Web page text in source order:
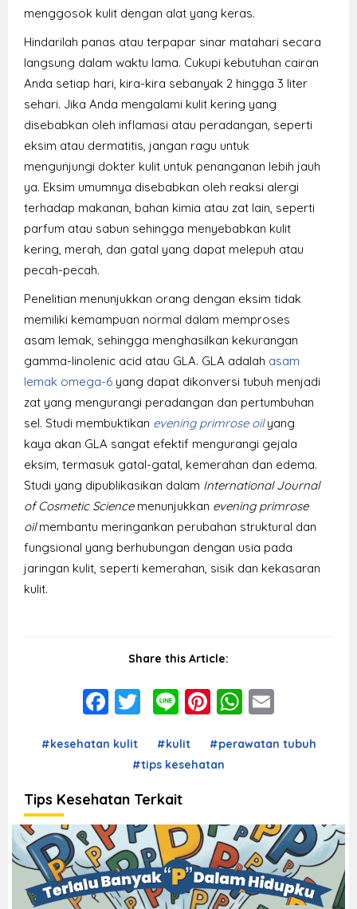
menggosok kulit dengan alat yang keras.
Hindarilah panas atau terpapar sinar matahari secara
langsung dalam waktu lama. Cukupi kebutuhan cairan
Anda setiap hari, kira-kira sebanyak 2 hingga 3 liter
sehari. Jika Anda mengalami kulit kering yang
disebabkan oleh inflamasi atau peradangan, seperti
eksim atau dermatitis, jangan ragu untuk
mengunjungi dokter kulit untuk penanganan lebih jauh
ya. Eksim umumnya disebabkan oleh reaksi alergi
terhadap makanan, bahan kimia atau zat lain, seperti
parfum atau sabun sehingga menyebabkan kulit
kering, merah, dan gatal yang dapat melepuh atau
pecah-pecah.
Penelitian menunjukkan orang dengan eksim tidak
memiliki kemampuan normal dalam memproses
asam lemak, sehingga menghasilkan kekurangan
gamma-linolenic acid atau GLA. GLA adalah asam
lemak omega-6 yang dapat dikonversi tubuh menjadi
zat yang mengurangi peradangan dan pertumbuhan
sel. Studi membuktikan evening primrose oilyang
kaya akan GLA sangat efektif mengurangi gejala
eksim, termasuk gatal-gatal, kemerahan dan edema.
Studi yang dipublikasikan dalam International Journal
of Cosmetic Sciencemenunjukkan evening primrose
oilmembantu meringankan perubahan struktural dan
fungsional yang berhubungan dengan usia pada
jaringan kulit, seperti kemerahan, sisik dan kekasaran
kulit.
Share this Article:
Facebook
Twitter
LinePinterest
#kesehatan kulit #kulit
#perawatan tubuh
#tips kesehatan
Tips Kesehatan Terkait